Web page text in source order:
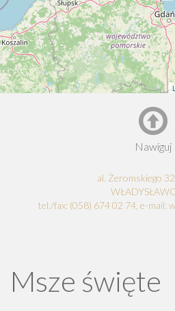
Nawiguj
al. Żeromskiego
tel./fax: (058) 674 02 74, e-mail:
Msze święte